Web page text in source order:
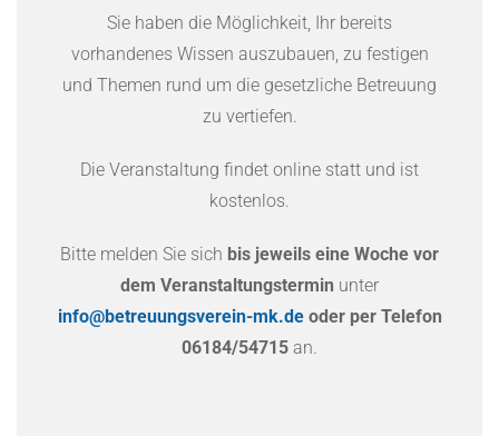
Sie haben die Möglichkeit, Ihr bereits
vorhandenes Wissen auszubauen, zu festigen
und Themen rund um die gesetzliche Betreuung
zu vertiefen.
Die Veranstaltung findet online statt und ist
kostenlos.
Bitte melden Sie sich bis jeweils eine Woche vor
dem Veranstaltungstermin unter
info@betreuungsverein-mk.deoder per Telefon
06184/54715 an.